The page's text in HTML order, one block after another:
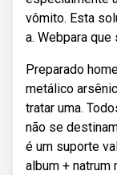
vômito. Esta
a. Webpara
Preparado
metálico
tratar uma.
não se
é um suporte
album + natrum